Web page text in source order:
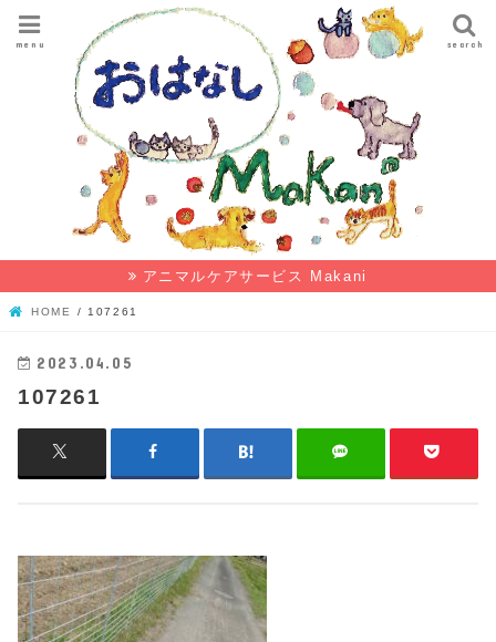
search
menu
アニマルケアサービス Makani
HOME 107261
2023.04.05
107261